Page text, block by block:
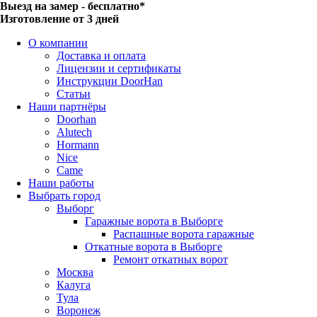
Выезд на замер - бесплатно*
Изготовление от 3 дней
О компании
Доставка и оплата
Лицензии и сертификаты
Инструкции DoorHan
Статьи
Наши партнёры
Doorhan
Alutech
Hormann
Nice
Came
Наши работы
Выбрать город
Выборг
Гаражные ворота в Выборге
Распашные ворота гаражные
Откатные ворота в Выборге
Ремонт откатных ворот
Москва
Калуга
Тула
Воронеж